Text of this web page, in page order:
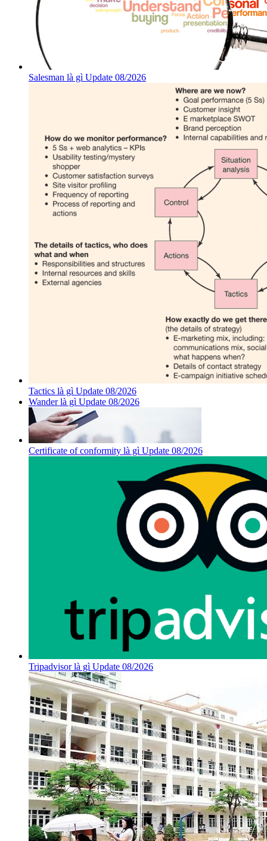
Salesman là gì Update 08/2026
Tactics là gì Update 08/2026
Wander là gì Update 08/2026
Certificate of conformity là gì Update 08/2026
Tripadvisor là gì Update 08/2026